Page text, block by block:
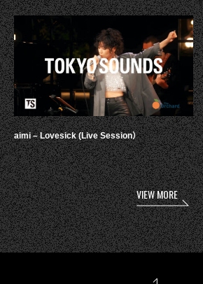
aimi – Lovesick (Live Session）
VIEW MORE